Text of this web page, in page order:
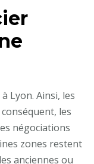
Lyon. Ainsi, les
les
négociations
zones restent
anciennes ou